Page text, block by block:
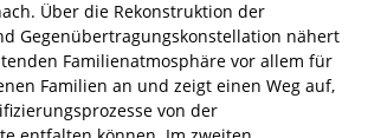
Über die Rekonstruktion der
Gegenübertragungskonstellation nähert
Familienatmosphäre vor allem für
Familien an und zeigt einen Weg auf,
von der